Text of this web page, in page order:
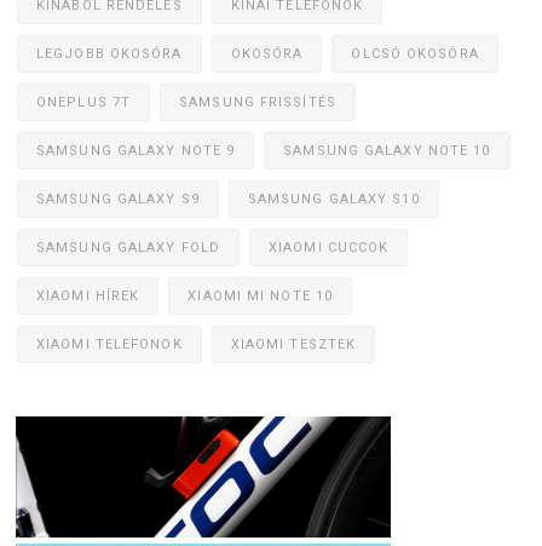
KÍNÁBÓL RENDELÉS KÍNAI TELEFONOK
LEGJOBB OKOSÓRA OKOSÓRA OLCSÓ OKOSÓRA
ONEPLUS 7T SAMSUNG FRISSÍTÉS
SAMSUNG GALAXY NOTE 9 SAMSUNG GALAXY NOTE 10
SAMSUNG GALAXY S9 SAMSUNG GALAXY S10
SAMSUNG GALAXY FOLD XIAOMI CUCCOK
XIAOMI HÍREK XIAOMI MI NOTE 10
XIAOMI TELEFONOK XIAOMI TESZTEK